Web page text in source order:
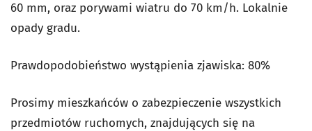
60 mm, oraz porywami wiatru do 70 km/h. Lokalnie
opady gradu.
Prawdopodobieństwo wystąpienia zjawiska: 80%
Prosimy mieszkańców o zabezpieczenie wszystkich
przedmiotów ruchomych, znajdujących się na